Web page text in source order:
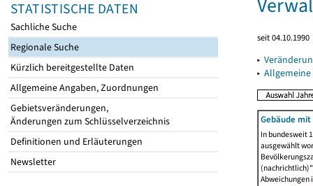
STATISTISCHE DATEN
Sachliche Suche
Regionale Suche
Kürzlich bereitgestellte Daten
Allgemeine Angaben, Zuordnungen
Gebietsveränderungen,
Änderungen zum Schlüsselverzeichnis
Definitionen und Erläuterungen
Newsletter
seit 04.10.1990
▸
▸
Gebäude
In bundesweit
ausgewählt
Abweichungen